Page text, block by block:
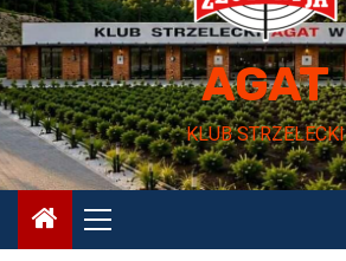
AGAT
KLUB STRZELECKI
Menu
główne